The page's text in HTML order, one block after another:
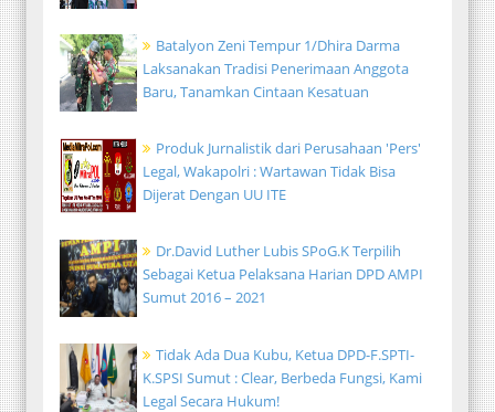
Batalyon Zeni Tempur 1/Dhira Darma
Laksanakan Tradisi Penerimaan Anggota
Baru, Tanamkan Cintaan Kesatuan
Produk Jurnalistik dari Perusahaan 'Pers'
Legal, Wakapolri : Wartawan Tidak Bisa
Dijerat Dengan UU ITE
Dr.David Luther Lubis SPoG.K Terpilih
Sebagai Ketua Pelaksana Harian DPD AMPI
Sumut 2016 – 2021
Tidak Ada Dua Kubu, Ketua DPD-F.SPTI-
K.SPSI Sumut : Clear, Berbeda Fungsi, Kami
Legal Secara Hukum!